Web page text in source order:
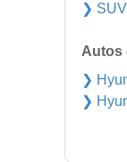
❯ SUV
Autos
❯
❯